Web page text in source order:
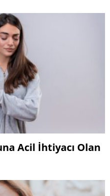
Acil İhtiyacı Olan